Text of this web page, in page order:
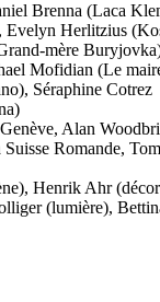
Brenna (Laca
Herlitzius
mère
Mofidian (Le
Séraphine Cotrez
Alan
Romande,
Henrik Ahr
(lumière),